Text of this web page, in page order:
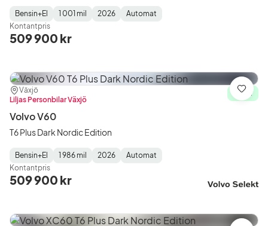
Fuel
Type:
Bensin+El
Mätarställning:
1 001 mil
Model
Year:
2026
Gearbox
Type:
Automat
Kontantpris
509 900 kr
Plats:
Växjö
Återförsäljare:
Liljas Personbilar Växjö
I lager
Volvo V60
T6 Plus Dark Nordic Edition
Fuel
Type:
Bensin+El
Mätarställning:
1 986 mil
Model
Year:
2026
Gearbox
Type:
Automat
Kontantpris
509 900 kr
Spara